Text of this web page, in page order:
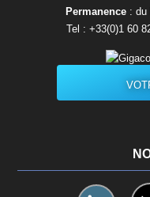
Permanence : du
Tel : +33(0)1 60